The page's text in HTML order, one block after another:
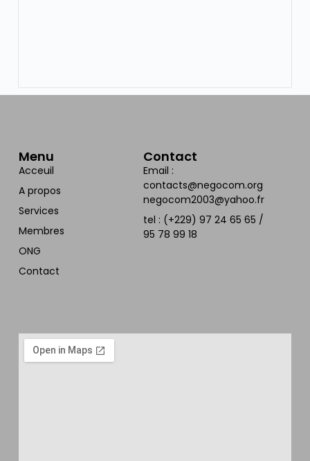
Menu
Acceuil
A propos
Services
Membres
ONG
Contact
Contact
Email :
contacts@negocom.org
negocom2003@yahoo.fr
tel : (+229) 97 24 65 65 /
95 78 99 18